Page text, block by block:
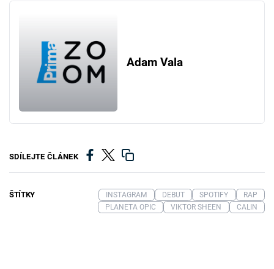
Adam Vala
SDÍLEJTE ČLÁNEK
ŠTÍTKY INSTAGRAM DEBUT SPOTIFY
RAP
PLANETA OPIC
VIKTOR SHEEN CALIN